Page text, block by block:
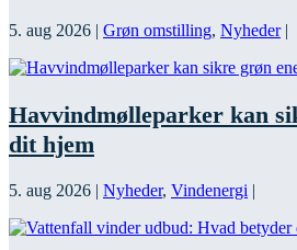
5. aug 2026 | Grøn omstilling, Nyheder|
Havvindmølleparker kan
dit hjem
5. aug 2026 | Nyheder, Vindenergi |